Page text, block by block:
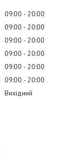
09:00
20:00
09:00
20:00
09:00
20:00
09:00
20:00
09:00
20:00
09:00
20:00
Вихідний